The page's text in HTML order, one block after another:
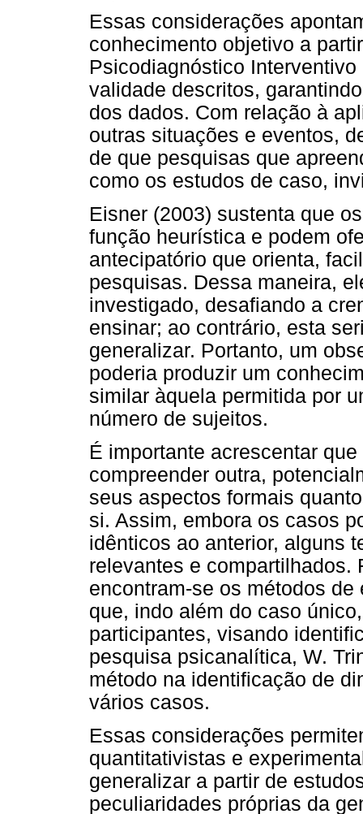
Essas considerações
conhecimento objetivo a
Psicodiagnóstico
validade descritos,
dos dados. Com relação à
outras situações e eventos,
de que pesquisas que
como os estudos de caso,
Eisner (2003) sustenta que
função heurística e podem
antecipatório que orienta,
pesquisas. Dessa maneira,
investigado, desafiando a
ensinar; ao contrário, esta
generalizar. Portanto, um
poderia produzir um
similar àquela permitida por
número de sujeitos.
É importante acrescentar
compreender outra,
seus aspectos formais
si. Assim, embora os casos
idênticos ao anterior, alguns
relevantes e compartilhados.
encontram-se os métodos
que, indo além do caso
participantes, visando
pesquisa psicanalítica, W.
método na identificação de
vários casos.
Essas considerações
quantitativistas e
generalizar a partir de
peculiaridades próprias da